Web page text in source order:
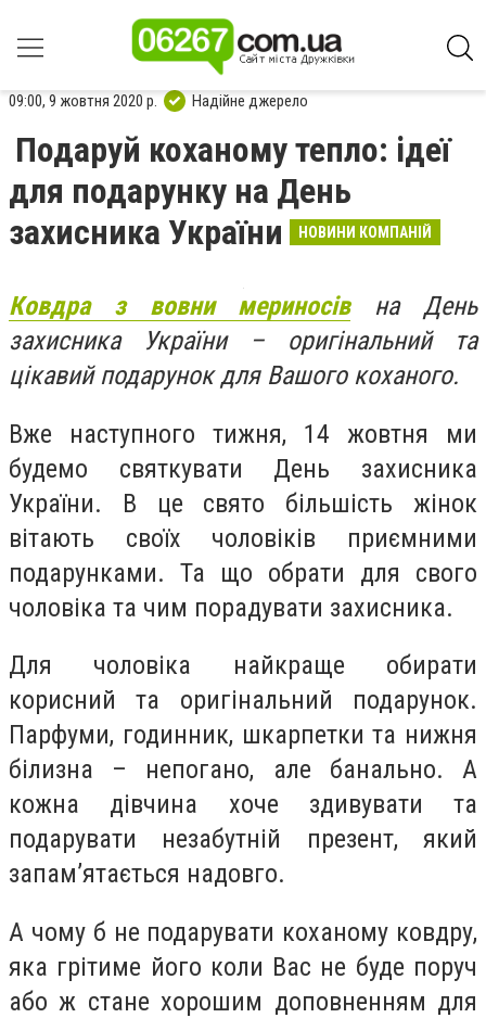
09:00, 9 жовтня 2020 р. Надійне джерело
Подаруй коханому тепло: ідеї
для подарунку на День
захисника України
НОВИНИ КОМПАНІЙ
Ковдра з вовни мериносівна День
захисника України – оригінальний та
цікавий подарунок для Вашого коханого.
Вже наступного тижня, 14 жовтня ми
будемо святкувати День захисника
України. В це свято більшість жінок
вітають своїх чоловіків приємними
подарунками. Та що обрати для свого
чоловіка та чим порадувати захисника.
Для чоловіка найкраще обирати
корисний та оригінальний подарунок.
Парфуми, годинник, шкарпетки та нижня
білизна – непогано, але банально. А
кожна дівчина хоче здивувати та
подарувати незабутній презент, який
запам’ятається надовго.
А чому б не подарувати коханому ковдру,
яка грітиме його коли Вас не буде поруч
або ж стане хорошим доповненням для